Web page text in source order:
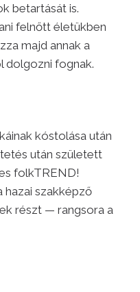
betartását is.
felnőtt életükben
majd annak a
dolgozni fognak.
kóstolása után
után született
folkTREND!
szakképző
részt — rangsora a